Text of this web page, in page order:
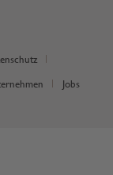
Jobs